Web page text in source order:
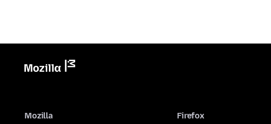
Mozilla Firefox